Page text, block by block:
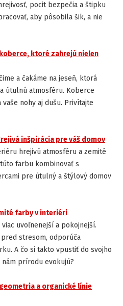
pocit bezpečia a štipku
aby pôsobila šik, a nie
ktoré zahrejú nielen
a čakáme na jeseň, ktorá
útulnú atmosféru. Koberce
nohy aj dušu. Privítajte
inšpirácia pre váš domov
hrejivú atmosféru a zemité
farbu kombinovať s
pre útulný a štýlový domov
farby v interiéri
uvoľnenejší a pokojnejší.
stresom, odporúča
A čo si takto vpustiť do svojho
prírodu evokujú?
a organické línie